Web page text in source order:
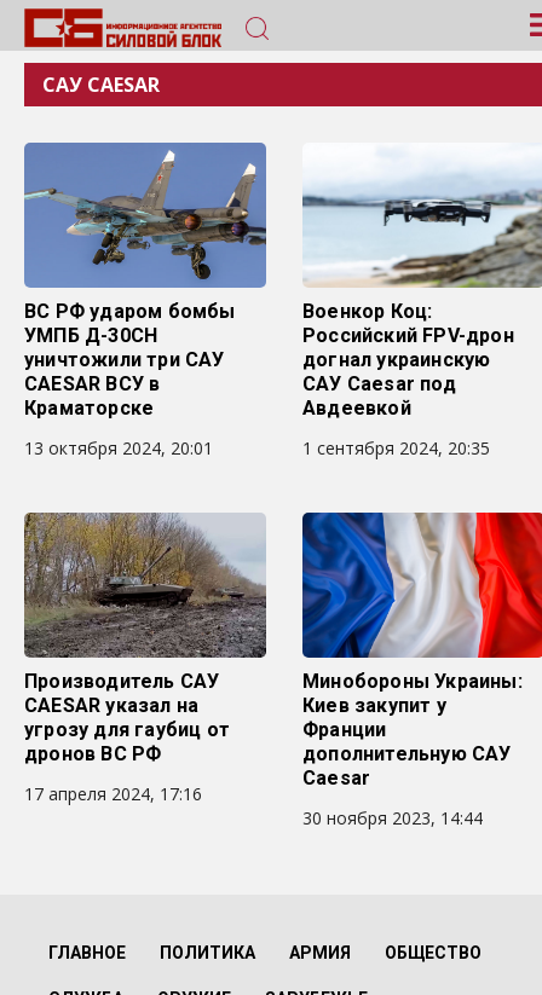
САУ CAESAR
ВС РФ ударом бомбы
УМПБ Д-30СН
уничтожили три САУ
CAESAR ВСУ в
Краматорске
13 октября 2024, 20:01
Военкор Коц:
Российский FPV-дрон
догнал украинскую
САУ Caesar под
Авдеевкой
1 сентября 2024, 20:35
Производитель САУ
CAESAR указал на
угрозу для гаубиц от
дронов ВС РФ
17 апреля 2024, 17:16
Минобороны Украины:
Киев закупит у
Франции
дополнительную САУ
Caesar
30 ноября 2023, 14:44
ГЛАВНОЕ ПОЛИТИКА АРМИЯ ОБЩЕСТВО